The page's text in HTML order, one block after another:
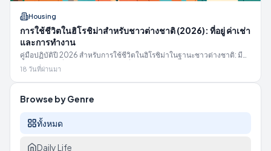
Housing
การใช้ชีวิตในฮิโรชิม่าสำหรับชาวต่างชาติ (2026): ที่อยู่ ค่าเช่า
และการทำงาน
คู่มือปฏิบัติปี 2026 สำหรับการใช้ชีวิตในฮิโรชิม่าในฐานะชาวต่างชาติ: มี
ชาวต่างชาติกี่คน พวกเขาอาศัยอยู่ที่ไหน ค่าเช่าแต่ละเมืองเป็นเท่าไหร่ และ
จะขอความช่วยเหลือได้จากที่ไหน
18 วันที่ผ่านมา
Browse by Genre
ทั้งหมด
Daily Life